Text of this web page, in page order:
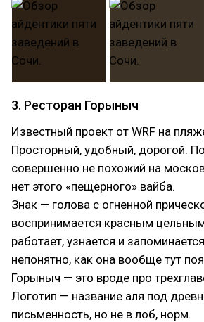
3. Ресторан Горыныч
Известный проект от WRF на
Просторный, удобный, дорогой.
совершенно не похожий на
нет этого «пещерного» вайба.
Знак — голова с огненной
воспринимается красным
работает, узнается и
непонятно, как она вообще тут
Горыныч — это вроде про
Логотип — название аля под
письменность, но не в лоб, норм.